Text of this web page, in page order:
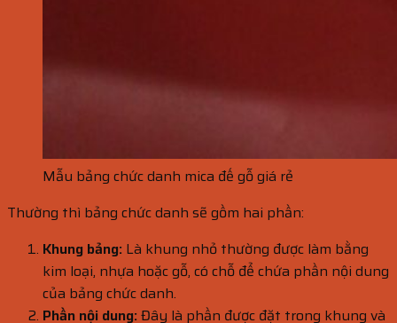
Mẫu bảng chức danh mica đế gỗ giá rẻ
Thường thì bảng chức danh sẽ gồm hai phần:
Khung bảng: Là khung nhỏ thường được làm bằng
kim loại, nhựa hoặc gỗ, có chỗ để chứa phần nội dung
của bảng chức danh.
Phần nội dung:Đây là phần được đặt trong khung và